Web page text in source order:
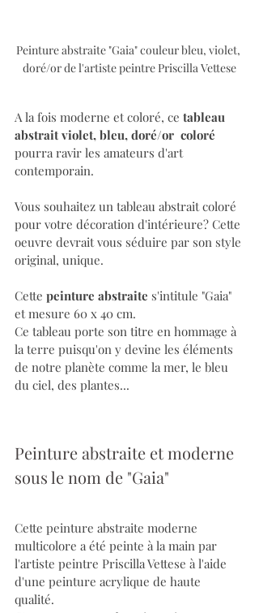
Peinture abstraite "Gaia" couleur bleu, violet,
doré/or de l'artiste peintre Priscilla Vettese
A la fois moderne et coloré, ce tableau
abstrait violet, bleu, doré/or  coloré
pourra ravir les amateurs d'art
contemporain.
Vous souhaitez un tableau abstrait coloré
pour votre décoration d'intérieure? Cette
oeuvre devrait vous séduire par son style
original, unique.
Cette peinture abstraite s'intitule "Gaia"
et mesure 60 x 40 cm.
Ce tableau porte son titre en hommage à
la terre puisqu'on y devine les éléments
de notre planète comme la mer, le bleu
du ciel, des plantes...
Peinture abstraite et moderne
sous le nom de "Gaia"
Cette peinture abstraite moderne
multicolore a été peinte à la main par
l'artiste peintre Priscilla Vettese à l'aide
d'une peinture acrylique de haute
qualité.